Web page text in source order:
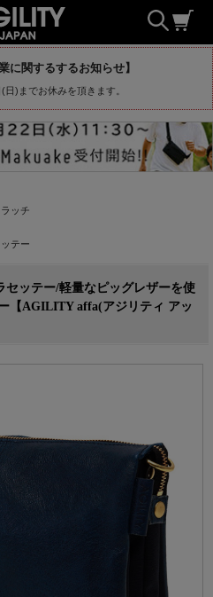
に関するするお知らせ】
)までお休みを頂きます。
ッチ
テー
セッテー/軽量なピッグレザーを使
【AGILITY affa(アジリティ アッ